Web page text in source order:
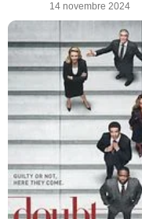
14 novembre 2024